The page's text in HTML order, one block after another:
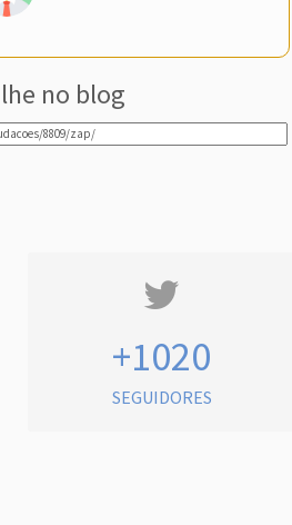
no blog
+1020
SEGUIDORES